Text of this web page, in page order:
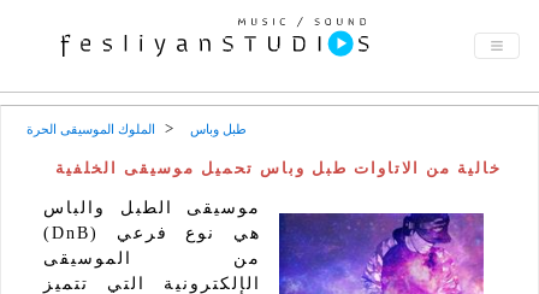
الملوك الموسيقى الحرة طبل وباس
خالية من الاتاوات طبل وباس تحميل موسيقى الخلفية
موسيقى الطبل والباس
(DnB) هي نوع فرعي
من الموسيقى
الإلكترونية التي تتميز